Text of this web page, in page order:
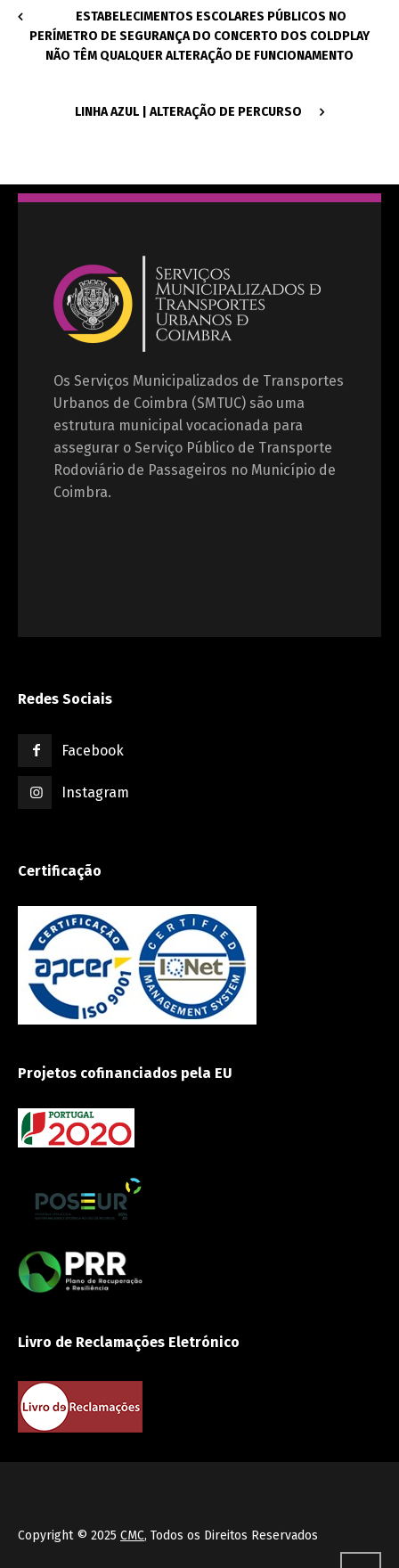
ESTABELECIMENTOS ESCOLARES PÚBLICOS NO
PERÍMETRO DE SEGURANÇA DO CONCERTO DOS COLDPLAY
NÃO TÊM QUALQUER ALTERAÇÃO DE FUNCIONAMENTO
LINHA AZUL | ALTERAÇÃO DE PERCURSO
Os Serviços Municipalizados de Transportes
Urbanos de Coimbra (SMTUC) são uma
estrutura municipal vocacionada para
assegurar o Serviço Público de Transporte
Rodoviário de Passageiros no Município de
Coimbra.
Redes Sociais
Facebook
Instagram
Certificação
Projetos cofinanciados pela EU
Livro de Reclamações Eletrónico
Copyright © 2025 CMC, Todos os Direitos Reservados